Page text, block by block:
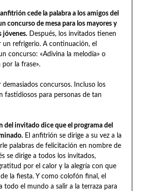
cede la palabra a los amigos del
concurso de mesa para los mayores y
jóvenes.Después, los invitados tienen
refrigerio. A continuación, el
concurso: «Adivina la melodía» o
por la frase».
demasiados concursos. Incluso los
fastidiosos para personas de tan
del invitado dice que el programa del
El anfitrión se dirige a su vez a la
palabras de felicitación en nombre de
se dirige a todos los invitados,
por el calor y la alegría con que
la fiesta. Y como colofón final, el
todo el mundo a salir a la terraza para